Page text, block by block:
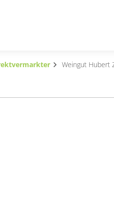
Weingut Hubert